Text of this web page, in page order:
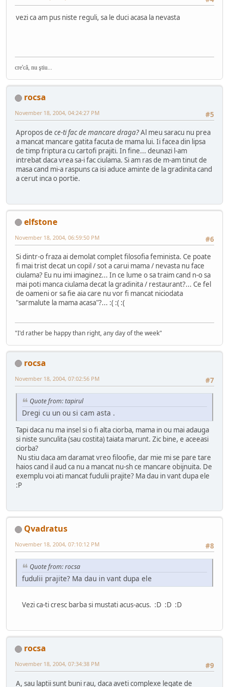
vezi ca am pus niste reguli, sa le duci acasa la nevasta
cre'că, nu ştiu...
rocsa
#5
November 18, 2004, 04:24:27 PM
Apropos de ce-ti fac de mancare draga?Al meu saracu nu prea
a mancat mancare gatita facuta de mama lui. Ii facea din lipsa
de timp friptura cu cartofi prajiti. In fine... deunazi l-am
intrebat daca vrea sa-i fac ciulama. Si am ras de m-am tinut de
masa cand mi-a raspuns ca isi aduce aminte de la gradinita cand
a cerut inca o portie.
elfstone
#6
November 18, 2004, 06:59:50 PM
Si dintr-o fraza ai demolat complet filosofia feminista. Ce poate
fi mai trist decat un copil / sot a carui mama / nevasta nu face
ciulama? Eu nu imi imaginez... In ce lume o sa traim cand n-o sa
mai poti manca ciulama decat la gradinita / restaurant?... Ce fel
de oameni or sa fie aia care nu vor fi mancat niciodata
"sarmalute la mama acasa"?... :( :( :(
"I'd rather be happy than right, any day of the week"
rocsa
#7
November 18, 2004, 07:02:56 PM
Quote from: tapirul
Dregi cu un ou si cam asta .
Tapi daca nu ma insel si o fi alta ciorba, mama in ou mai adauga
si niste sunculita (sau costita) taiata marunt. Zic bine, e aceeasi
ciorba?
Nu stiu daca am daramat vreo filoofie, dar mie mi se pare tare
haios cand il aud ca nu a mancat nu-sh ce mancare obijnuita. De
exemplu voi ati mancat fudulii prajite? Ma dau in vant dupa ele
:P
Qvadratus
#8
November 18, 2004, 07:10:12 PM
Quote from: rocsa
fudulii prajite? Ma dau in vant dupa ele
Vezi ca-ti cresc barba si mustati acus-acus. :D :D :D
rocsa
#9
November 18, 2004, 07:34:38 PM
A, sau laptii sunt buni rau, daca aveti complexe legate de